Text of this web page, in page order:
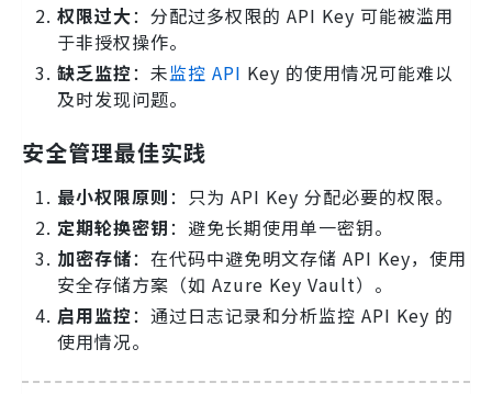
权限过大：分配过多权限的 API Key 可能被滥用
于非授权操作。
缺乏监控：未监控 API Key 的使用情况可能难以
及时发现问题。
安全管理最佳实践
最小权限原则：只为 API Key 分配必要的权限。
定期轮换密钥：避免长期使用单一密钥。
加密存储：在代码中避免明文存储 API Key，使用
安全存储方案（如 Azure Key Vault）。
启用监控：通过日志记录和分析监控 API Key 的
使用情况。